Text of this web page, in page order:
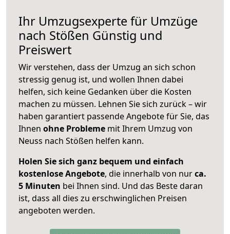
Ihr Umzugsexperte für Umzüge
nach Stößen Günstig und
Preiswert
Wir verstehen, dass der Umzug an sich schon
stressig genug ist, und wollen Ihnen dabei
helfen, sich keine Gedanken über die Kosten
machen zu müssen. Lehnen Sie sich zurück – wir
haben garantiert passende Angebote für Sie, das
Ihnen ohne Probleme mit Ihrem Umzug von
Neuss nach Stößen helfen kann.
Holen Sie sich ganz bequem und einfach
kostenlose Angebote, die innerhalb von nurca.
5 Minuten bei Ihnen sind. Und das Beste daran
ist, dass all dies zu erschwinglichen Preisen
angeboten werden.